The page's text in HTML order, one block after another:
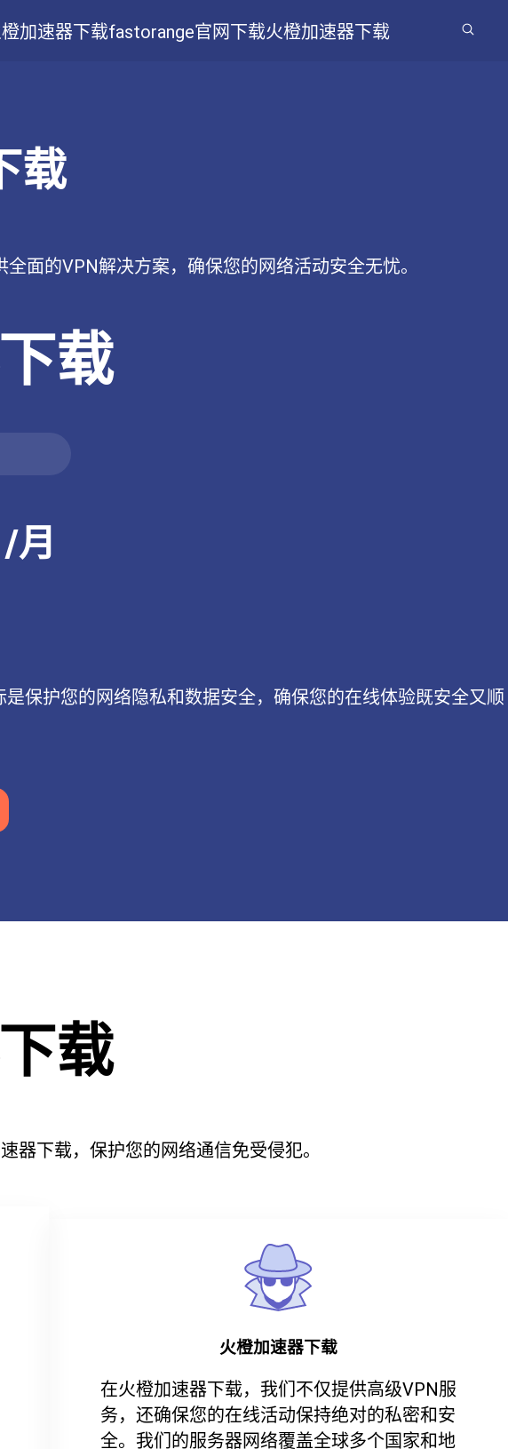
加速器下载fastorange官网下载火橙加速器下载
载
面的VPN解决方案，确保您的网络活动安全无忧。
载
/月
保护您的网络隐私和数据安全，确保您的在线体验既安全又顺
载
器下载，保护您的网络通信免受侵犯。
火橙加速器下载
在火橙加速器下载，我们不仅提供高级VPN服
务，还确保您的在线活动保持绝对的私密和安
全。我们的服务器网络覆盖全球多个国家和地